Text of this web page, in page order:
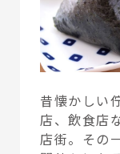
昔懐かしい
店、飲食店
店街。その